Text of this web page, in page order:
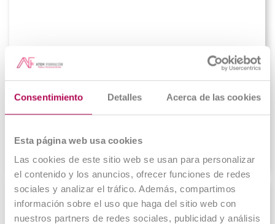
Consentimiento Detalles Acerca de las cookies
Esta página web usa cookies
Las cookies de este sitio web se usan para personalizar
el contenido y los anuncios, ofrecer funciones de redes
sociales y analizar el tráfico. Además, compartimos
información sobre el uso que haga del sitio web con
nuestros partners de redes sociales, publicidad y análisis
Grado Superior en Anatomía
Patológica y Citodiagnóstico
Matriculación abierta